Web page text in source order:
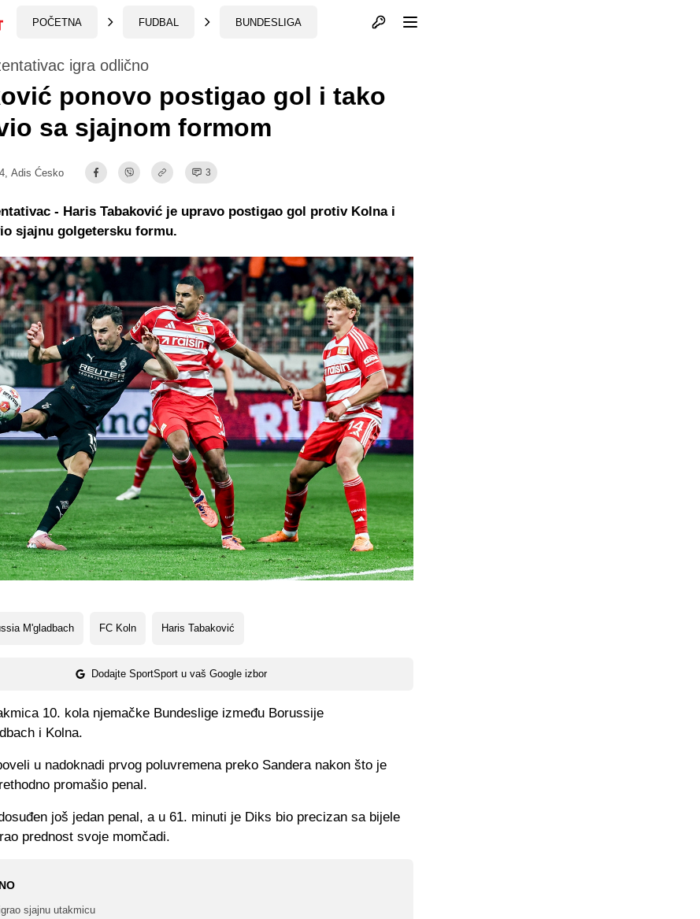
POČETNA FUDBAL BUNDESLIGA Otvori profil
igra odlično
ponovo postigao gol i tako
sa sjajnom formom
Adis Ćesko 3
M'gladbach FC Koln Haris Tabaković
Dodajte SportSport u vaš Google izbor
- Haris Tabaković je upravo postigao gol protiv Kolna i
sjajnu golgetersku formu.
10. kola njemačke Bundeslige između Borussije
i Kolna.
u nadoknadi prvog poluvremena preko Sandera nakon što je
promašio penal.
još jedan penal, a u 61. minuti je Diks bio precizan sa bijele
prednost svoje momčadi.
sjajnu utakmicu